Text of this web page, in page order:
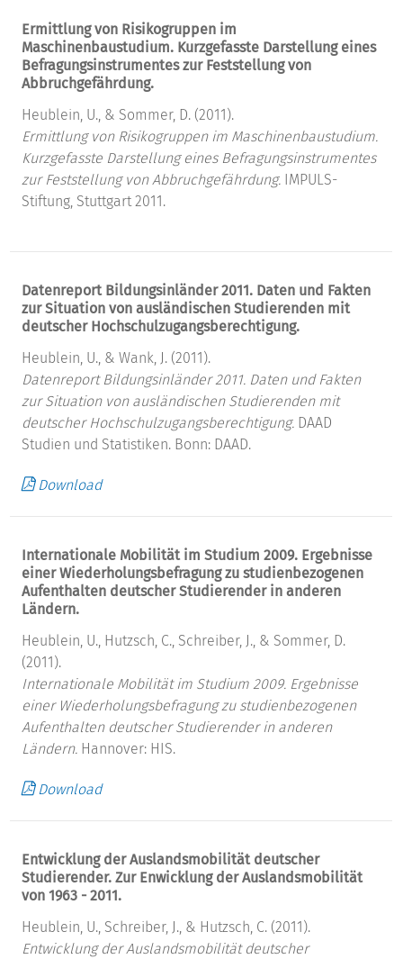
Ermittlung von Risikogruppen im
Maschinenbaustudium. Kurzgefasste Darstellung eines
Befragungsinstrumentes zur Feststellung von
Abbruchgefährdung.
Heublein, U., & Sommer, D. (2011).
Ermittlung von Risikogruppen im Maschinenbaustudium.
Kurzgefasste Darstellung eines Befragungsinstrumentes
zur Feststellung von Abbruchgefährdung. IMPULS-
Stiftung, Stuttgart 2011.
Datenreport Bildungsinländer 2011. Daten und Fakten
zur Situation von ausländischen Studierenden mit
deutscher Hochschulzugangsberechtigung.
Heublein, U., & Wank, J. (2011).
Datenreport Bildungsinländer 2011. Daten und Fakten
zur Situation von ausländischen Studierenden mit
deutscher Hochschulzugangsberechtigung. DAAD
Studien und Statistiken. Bonn: DAAD.
Download
Internationale Mobilität im Studium 2009. Ergebnisse
einer Wiederholungsbefragung zu studienbezogenen
Aufenthalten deutscher Studierender in anderen
Ländern.
Heublein, U., Hutzsch, C., Schreiber, J., & Sommer, D.
(2011).
Internationale Mobilität im Studium 2009. Ergebnisse
einer Wiederholungsbefragung zu studienbezogenen
Aufenthalten deutscher Studierender in anderen
Ländern. Hannover: HIS.
Download
Entwicklung der Auslandsmobilität deutscher
Studierender. Zur Enwicklung der Auslandsmobilität
von 1963 - 2011.
Heublein, U., Schreiber, J., & Hutzsch, C. (2011).
Entwicklung der Auslandsmobilität deutscher